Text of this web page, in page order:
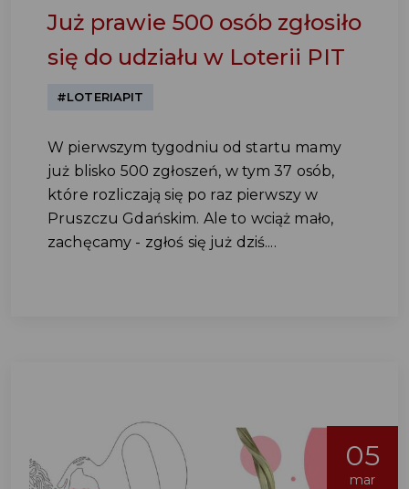
Już prawie 500 osób zgłosiło
się do udziału w Loterii PIT
#LOTERIAPIT
W pierwszym tygodniu od startu mamy
już blisko 500 zgłoszeń, w tym 37 osób,
które rozliczają się po raz pierwszy w
Pruszczu Gdańskim. Ale to wciąż mało,
zachęcamy - zgłoś się już dziś....
05
mar